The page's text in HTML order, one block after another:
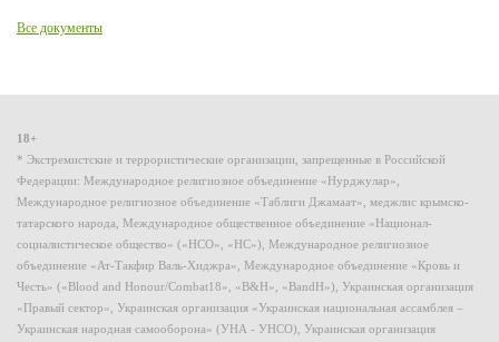
Все документы
18+
* Экстремистские и террористические организации, запрещенные в Российской
Федерации: Международное религиозное объединение «Нурджулар»,
Международное религиозное объединение «Таблиги Джамаат», меджлис крымско-
татарского народа, Международное общественное объединение «Национал-
социалистическое общество» («НСО», «НС»), Международное религиозное
объединение «Ат-Такфир Валь-Хиджра», Международное объединение «Кровь и
Честь» («Blood and Honour/Combat18», «B&H», «BandH»), Украинская организация
«Правый сектор», Украинская организация «Украинская национальная ассамблея –
Украинская народная самооборона» (УНА - УНСО), Украинская организация